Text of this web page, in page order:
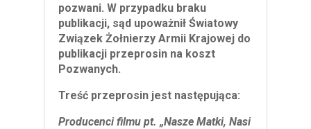
pozwani. W przypadku braku
publikacji, sąd upoważnił Światowy
Związek Żołnierzy Armii Krajowej do
publikacji przeprosin na koszt
Pozwanych.
Treść przeprosin jest następująca:
Producenci filmu pt. „Nasze Matki, Nasi